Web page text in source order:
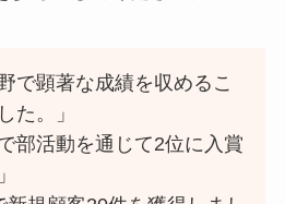
で顕著な成績を収めるこ
た。」
部活動を通じて2位に入賞